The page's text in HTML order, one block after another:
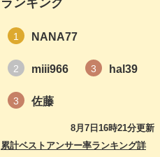
ランキング
1 NANA77
2 miii966 3 hal39
3 佐藤
8月7日16時21分更新
累計ベストアンサー率ランキング詳